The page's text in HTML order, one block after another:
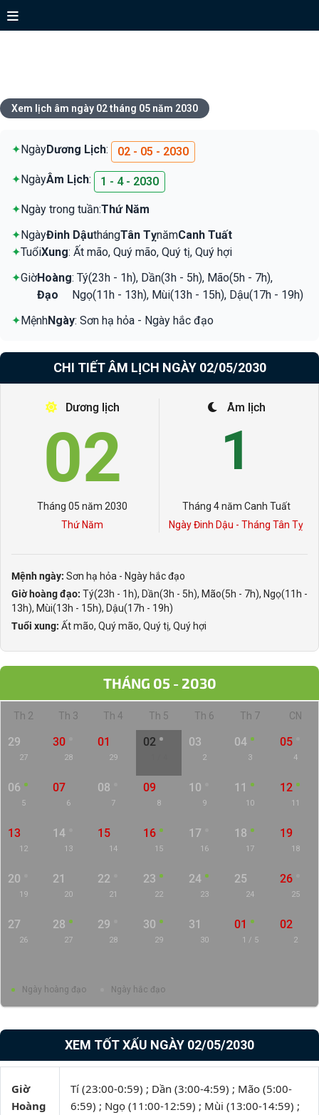
Xem lịch âm ngày 02 tháng 05 năm 2030
✦NgàyDương Lịch: 02 - 05 - 2030
✦NgàyÂm Lịch: 1 - 4 - 2030
✦Ngày trong tuần:Thứ Năm
✦NgàyĐinh DậuthángTân TỵnămCanh Tuất
✦TuổiXung: Ất mão, Quý mão, Quý tị, Quý hợi
✦GiờHoàng
Đạo
: Tý(23h - 1h), Dần(3h - 5h), Mão(5h - 7h),
Ngọ(11h - 13h), Mùi(13h - 15h), Dậu(17h - 19h)
✦MệnhNgày: Sơn hạ hỏa - Ngày hắc đạo
CHI TIẾT ÂM LỊCH NGÀY 02/05/2030
Dương lịch
02
Tháng 05 năm 2030
Thứ Năm
Âm lịch
1
Tháng 4 năm Canh Tuất
Ngày Đinh Dậu - Tháng Tân Tỵ
Mệnh ngày: Sơn hạ hỏa - Ngày hắc đạo
Giờ hoàng đạo: Tý(23h - 1h), Dần(3h - 5h), Mão(5h - 7h), Ngọ(11h -
13h), Mùi(13h - 15h), Dậu(17h - 19h)
Tuổi xung: Ất mão, Quý mão, Quý tị, Quý hợi
THÁNG 05 - 2030
Th 2 Th 3 Th 4 Th 5 Th 6 Th 7 CN
29
27
30
28
01
29
02 03
2
04
3
05
4
06
5
07
6
08
7
09
8
10
9
11
10
12
11
13
12
14
13
15
14
16
15
17
16
18
17
19
18
20
19
21
20
22
21
23
22
24
23
25
24
26
25
27
26
28
27
29
28
30
29
31
30
01
1 / 5
02
2
Ngày hoàng đạo Ngày hắc đạo
XEM TỐT XẤU NGÀY 02/05/2030
Giờ
Hoàng
Tí (23:00-0:59) ; Dần (3:00-4:59) ; Mão (5:00-
6:59) ; Ngọ (11:00-12:59) ; Mùi (13:00-14:59) ;